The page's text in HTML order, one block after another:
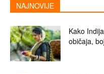
NAJNOVIJE
Kako
običaja,